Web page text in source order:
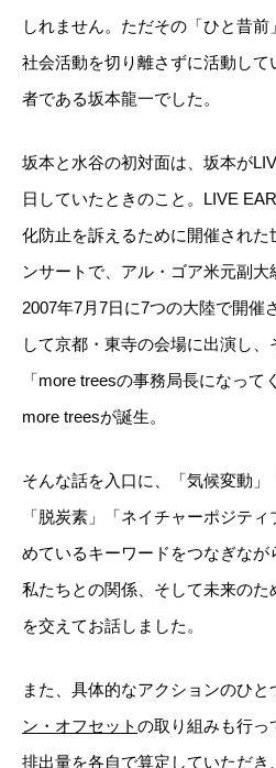
しれません。ただその「ひと昔
社会活動を切り離さずに活動し
者である坂本龍一でした。
坂本と水谷の初対面は、坂本が
日していたときのこと。LIVE
化防止を訴えるために開催された
ンサートで、アル・ゴア米元副
2007年7月7日に7つの大陸で開催
して京都・東寺の会場に出演し
「more treesの事務局長になっ
more treesが誕生。
そんな話を入口に、「気候変動」
「脱炭素」「ネイチャーポジテ
めているキーワードをつなぎなが
私たちとの関係、そして未来の
を交えてお話しました。
また、具体的なアクションのひと
ン・オフセットの取り組みも行っ
排出量を各自で算定していただ